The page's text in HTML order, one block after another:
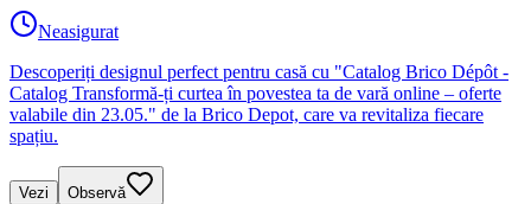
Neasigurat
Descoperiți designul perfect pentru casă cu "Catalog Brico Dépôt -
Catalog Transformă-ți curtea în povestea ta de vară online – oferte
valabile din 23.05." de la Brico Depot, care va revitaliza fiecare
spațiu.
Vezi Observă